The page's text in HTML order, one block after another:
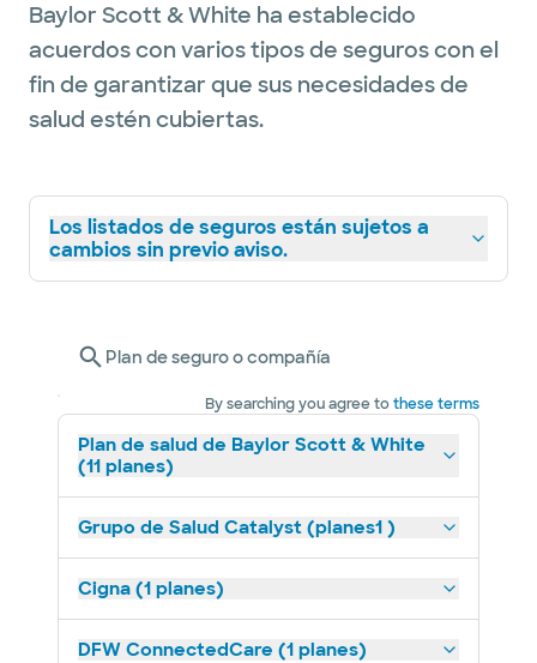
Baylor Scott & White ha establecido
acuerdos con varios tipos de seguros con el
fin de garantizar que sus necesidades de
salud estén cubiertas.
Los listados de seguros están sujetos a
cambios sin previo aviso.
Plan de seguro o compañía
By searching you agree tothese terms
Plan de salud de Baylor Scott & White
(11 planes)
Grupo de Salud Catalyst (planes1 )
Cigna (1 planes)
DFW ConnectedCare (1 planes)